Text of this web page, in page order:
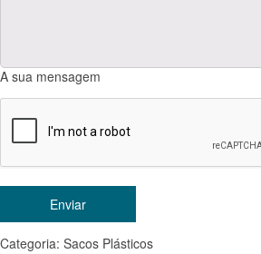
A sua mensagem
Categoria: Sacos Plásticos